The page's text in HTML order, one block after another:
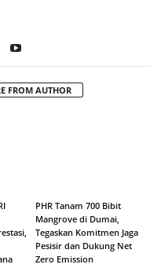
FROM AUTHOR
PHR Tanam 700 Bibit
Mangrove di Dumai,
Tegaskan Komitmen Jaga
Pesisir dan Dukung Net
Zero Emission